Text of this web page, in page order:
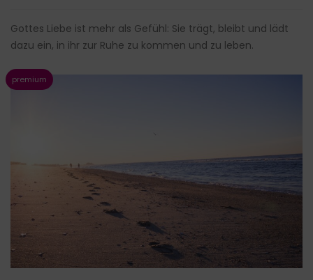
Gottes Liebe ist mehr als Gefühl: Sie trägt, bleibt und lädt
dazu ein, in ihr zur Ruhe zu kommen und zu leben.